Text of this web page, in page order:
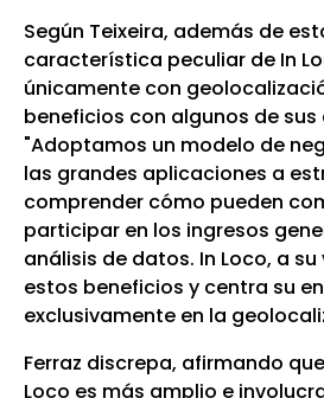
Según Teixeira, además de
característica peculiar de In
únicamente con
beneficios con algunos de
"Adoptamos un modelo de
las grandes aplicaciones a
comprender cómo pueden
participar en los ingresos
análisis de datos. In Loco, a
estos beneficios y centra su
exclusivamente en la
Ferraz discrepa, afirmando
Loco es más amplio e